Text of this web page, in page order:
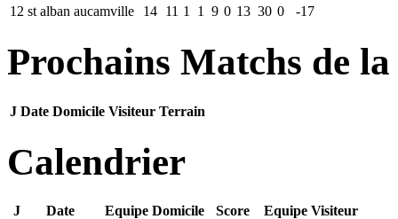
12 st alban aucamville 14 11 1 1 9 0 13 30 0 -17
Prochains Matchs de
J Date Domicile Visiteur Terrain
Calendrier
J Date Equipe Domicile Score
Equipe Visiteur